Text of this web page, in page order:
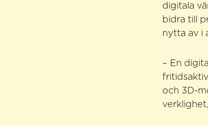
digitala
bidra till
nytta av i
– En
och 3D-